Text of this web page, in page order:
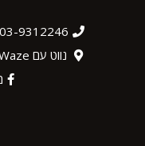
03-9312246
נווט עם Waze